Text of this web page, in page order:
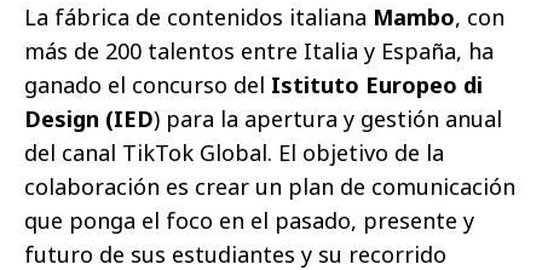
La fábrica de contenidos italiana Mambo, con
más de 200 talentos entre Italia y España, ha
ganado el concurso del Istituto Europeo di
Design (IED) para la apertura y gestión anual
del canal TikTok Global. El objetivo de la
colaboración es crear un plan de comunicación
que ponga el foco en el pasado, presente y
futuro de sus estudiantes y su recorrido